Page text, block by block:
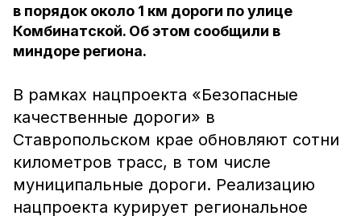
в порядок около 1 км дороги по улице
Комбинатской. Об этом сообщили в
миндоре региона.
В рамках нацпроекта «Безопасные
качественные дороги» в
Ставропольском крае обновляют сотни
километров трасс, в том числе
муниципальные дороги. Реализацию
нацпроекта курирует региональное